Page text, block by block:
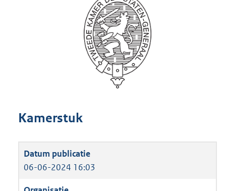
Kamerstuk
06-06-2024 16:03